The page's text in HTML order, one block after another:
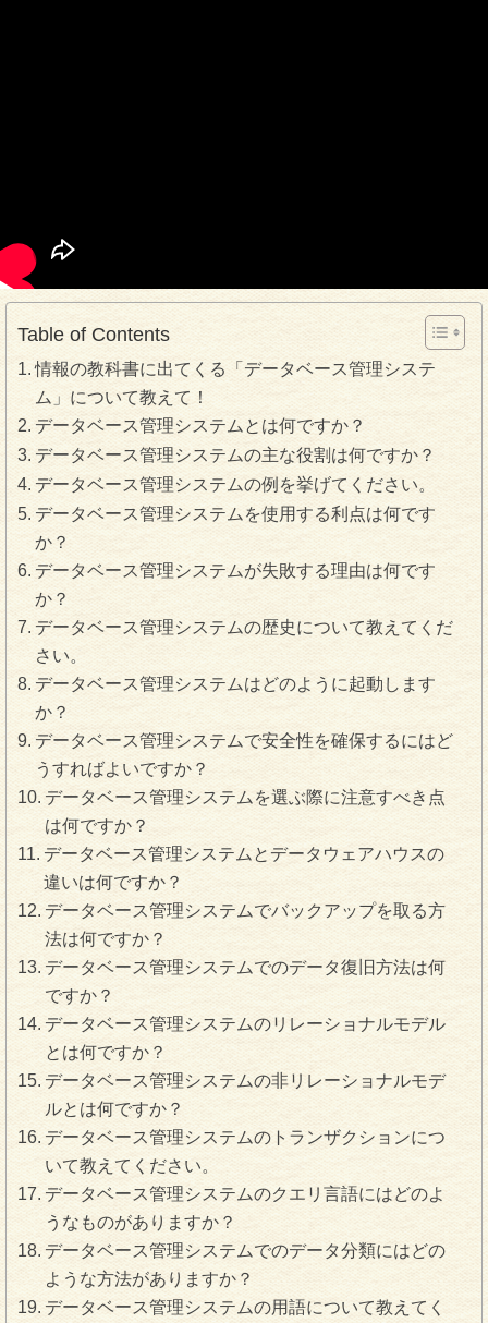
Table of Contents
情報の教科書に出てくる「データベース管理システ
ム」について教えて！
データベース管理システムとは何ですか？
データベース管理システムの主な役割は何ですか？
データベース管理システムの例を挙げてください。
データベース管理システムを使用する利点は何です
か？
データベース管理システムが失敗する理由は何です
か？
データベース管理システムの歴史について教えてくだ
さい。
データベース管理システムはどのように起動します
か？
データベース管理システムで安全性を確保するにはど
うすればよいですか？
データベース管理システムを選ぶ際に注意すべき点
は何ですか？
データベース管理システムとデータウェアハウスの
違いは何ですか？
データベース管理システムでバックアップを取る方
法は何ですか？
データベース管理システムでのデータ復旧方法は何
ですか？
データベース管理システムのリレーショナルモデル
とは何ですか？
データベース管理システムの非リレーショナルモデ
ルとは何ですか？
データベース管理システムのトランザクションにつ
いて教えてください。
データベース管理システムのクエリ言語にはどのよ
うなものがありますか？
データベース管理システムでのデータ分類にはどの
ような方法がありますか？
データベース管理システムの用語について教えてく